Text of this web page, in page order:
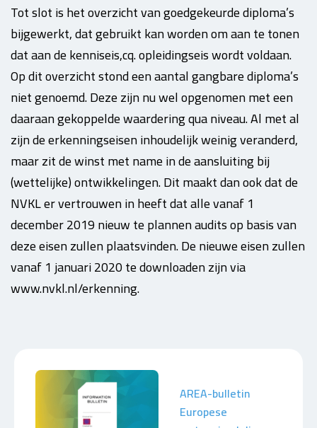
Tot slot is het overzicht van goedgekeurde diploma’s
bijgewerkt, dat gebruikt kan worden om aan te tonen
dat aan de kenniseis,cq. opleidingseis wordt voldaan.
Op dit overzicht stond een aantal gangbare diploma’s
niet genoemd. Deze zijn nu wel opgenomen met een
daaraan gekoppelde waardering qua niveau. Al met al
zijn de erkenningseisen inhoudelijk weinig veranderd,
maar zit de winst met name in de aansluiting bij
(wettelijke) ontwikkelingen. Dit maakt dan ook dat de
NVKL er vertrouwen in heeft dat alle vanaf 1
december 2019 nieuw te plannen audits op basis van
deze eisen zullen plaatsvinden. De nieuwe eisen zullen
vanaf 1 januari 2020 te downloaden zijn via
www.nvkl.nl/erkenning.
AREA-bulletin
Europese